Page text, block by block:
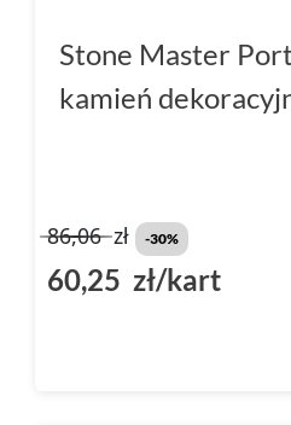
Stone Master
kamień
86,06zł -30%
60,25 zł/kart